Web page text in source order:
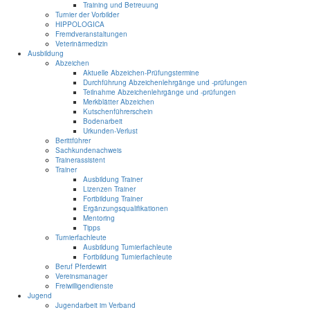
Training und Betreuung
Turnier der Vorbilder
HIPPOLOGICA
Fremdveranstaltungen
Veterinärmedizin
Ausbildung
Abzeichen
Aktuelle Abzeichen-Prüfungstermine
Durchführung Abzeichenlehrgänge und -prüfungen
Teilnahme Abzeichenlehrgänge und -prüfungen
Merkblätter Abzeichen
Kutschenführerschein
Bodenarbeit
Urkunden-Verlust
Berittführer
Sachkundenachweis
Trainerassistent
Trainer
Ausbildung Trainer
Lizenzen Trainer
Fortbildung Trainer
Ergänzungsqualifikationen
Mentoring
Tipps
Turnierfachleute
Ausbildung Turnierfachleute
Fortbildung Turnierfachleute
Beruf Pferdewirt
Vereinsmanager
Freiwilligendienste
Jugend
Jugendarbeit im Verband